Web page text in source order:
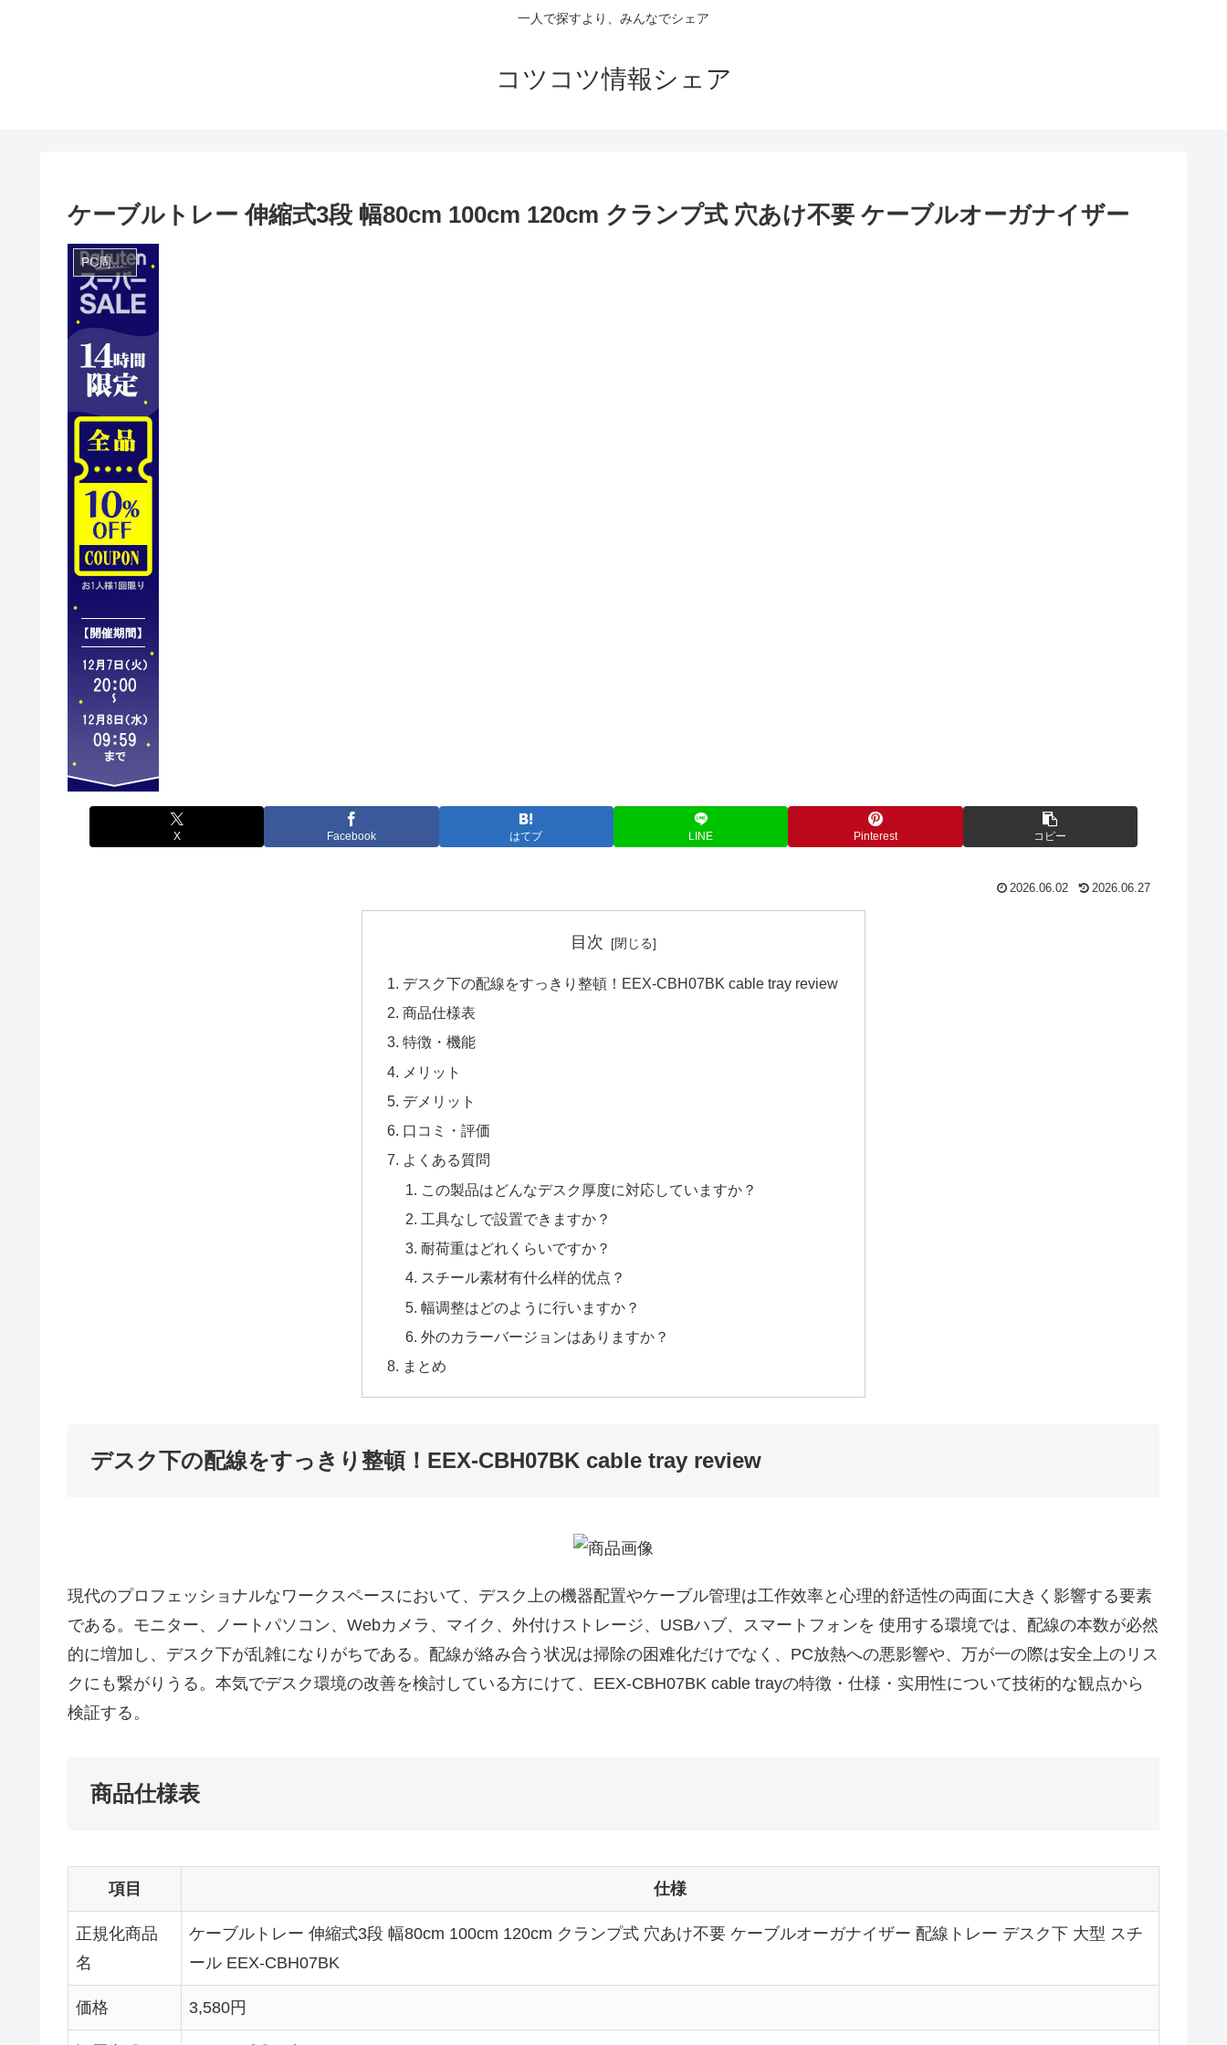
一人で探すより、みんなでシェア
コツコツ情報シェア
ケーブルトレー 伸縮式3段 幅80cm 100cm 120cm クランプ式 穴あけ不要 ケーブルオーガナイザー
PC周辺機器セット
X Facebook はてブ LINE Pinterest コピー
2026.06.02 2026.06.27
目次
デスク下の配線をすっきり整頓！EEX-CBH07BK cable tray review
商品仕様表
特徴・機能
メリット
デメリット
口コミ・評価
よくある質問
この製品はどんなデスク厚度に対応していますか？
工具なしで設置できますか？
耐荷重はどれくらいですか？
スチール素材有什么样的优点？
幅调整はどのように行いますか？
外のカラーバージョンはありますか？
まとめ
デスク下の配線をすっきり整頓！EEX-CBH07BK cable tray review
現代のプロフェッショナルなワークスペースにおいて、デスク上の機器配置やケーブル管理は工作效率と心理的舒适性の両面に大きく影響する要素
である。モニター、ノートパソコン、Webカメラ、マイク、外付けストレージ、USBハブ、スマートフォンを 使用する環境では、配線の本数が必然
的に増加し、デスク下が乱雑になりがちである。配線が絡み合う状况は掃除の困难化だけでなく、PC放熱への悪影響や、万が一の際は安全上のリス
クにも繋がりうる。本気でデスク環境の改善を検討している方にけて、EEX-CBH07BK cable trayの特徴・仕様・实用性について技術的な観点から
検証する。
商品仕様表
項目 仕様
正規化商品
名
ケーブルトレー 伸縮式3段 幅80cm 100cm 120cm クランプ式 穴あけ不要 ケーブルオーガナイザー 配線トレー デスク下 大型 スチ
ール EEX-CBH07BK
価格 3,580円